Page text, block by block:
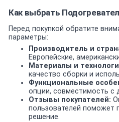
Как выбрать
Перед покупкой обратите
параметры:
Производитель и
Европейские,
Материалы и
качество сборки и
Функциональные
опции, совместимость с
Отзывы покупателей:
пользователей поможет
решение.